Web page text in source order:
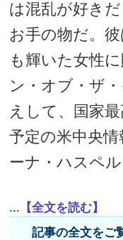
は混乱が好き
お手の物だ。
も輝いた女性
ン・オブ・ザ
えして、国家
予定の米中央
ーナ・ハスペ
...【全文を読む】
記事の全文をご